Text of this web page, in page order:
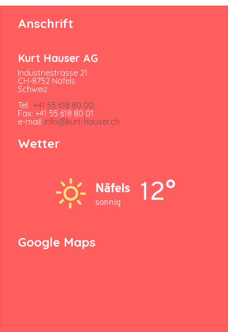
Anschrift
Kurt Hauser AG
Industriestrasse 21
CH-8752 Näfels
Schweiz
Tel: +41 55 618 80 00
Fax: +41 55 618 80 01
e-mail: info@kurt-hauser.ch
Wetter
Näfels
sonnig 12°
Google Maps